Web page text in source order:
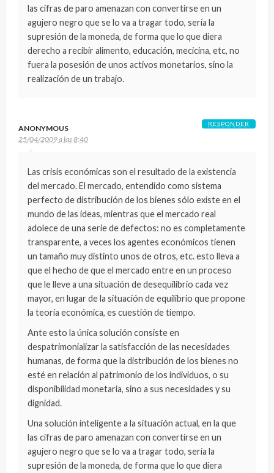
las cifras de paro amenazan con convertirse en un
agujero negro que se lo va a tragar todo, sería la
supresión de la moneda, de forma que lo que diera
derecho a recibir alimento, educación, mecicina, etc, no
fuera la posesión de unos activos monetarios, sino la
realización de un trabajo.
ANONYMOUS
25/04/2009 a las 8:40
Las crisis económicas son el resultado de la existencia
del mercado. El mercado, entendido como sistema
perfecto de distribución de los bienes sólo existe en el
mundo de las ideas, mientras que el mercado real
adolece de una serie de defectos: no es completamente
transparente, a veces los agentes económicos tienen
un tamaño muy distinto unos de otros, etc. esto lleva a
que el hecho de que el mercado entre en un proceso
que le lleve a una situación de desequilibrio cada vez
mayor, en lugar de la situación de equilibrio que propone
la teoría económica, es cuestión de tiempo.
Ante esto la única solución consiste en
despatrimonializar la satisfacción de las necesidades
humanas, de forma que la distribución de los bienes no
esté en relación al patrimonio de los individuos, o su
disponibilidad monetaria, sino a sus necesidades y su
dignidad.
Una solución inteligente a la situación actual, en la que
las cifras de paro amenazan con convertirse en un
agujero negro que se lo va a tragar todo, sería la
supresión de la moneda, de forma que lo que diera
RESPONDER